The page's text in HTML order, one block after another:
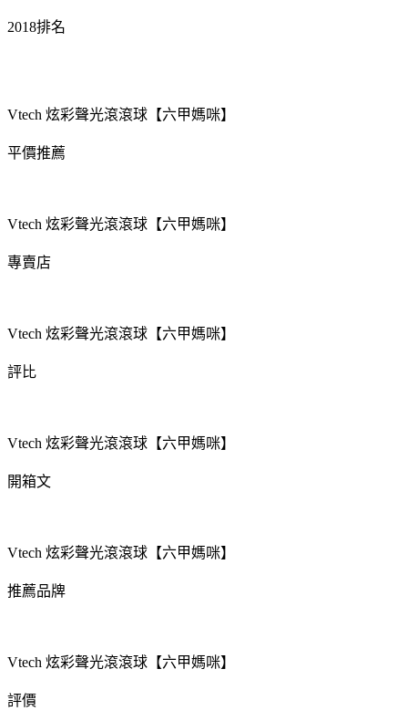
2018排名
Vtech 炫彩聲光滾滾球【六甲媽咪】
平價推薦
Vtech 炫彩聲光滾滾球【六甲媽咪】
專賣店
Vtech 炫彩聲光滾滾球【六甲媽咪】
評比
Vtech 炫彩聲光滾滾球【六甲媽咪】
開箱文
Vtech 炫彩聲光滾滾球【六甲媽咪】
推薦品牌
Vtech 炫彩聲光滾滾球【六甲媽咪】
評價